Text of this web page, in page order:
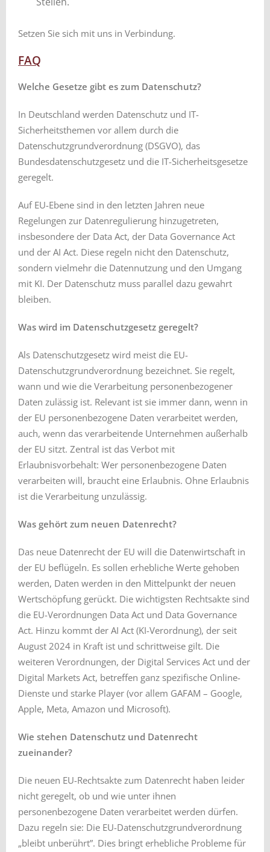
Setzen Sie sich mit uns in Verbindung.
FAQ
Welche Gesetze gibt es zum Datenschutz?
In Deutschland werden Datenschutz und IT-
Sicherheitsthemen vor allem durch die
Datenschutzgrundverordnung (DSGVO), das
Bundesdatenschutzgesetz und die IT-Sicherheitsgesetze
geregelt.
Auf EU-Ebene sind in den letzten Jahren neue
Regelungen zur Datenregulierung hinzugetreten,
insbesondere der Data Act, der Data Governance Act
und der AI Act. Diese regeln nicht den Datenschutz,
sondern vielmehr die Datennutzung und den Umgang
mit KI. Der Datenschutz muss parallel dazu gewahrt
bleiben.
Was wird im Datenschutzgesetz geregelt?
Als Datenschutzgesetz wird meist die EU-
Datenschutzgrundverordnung bezeichnet. Sie regelt,
wann und wie die Verarbeitung personenbezogener
Daten zulässig ist. Relevant ist sie immer dann, wenn in
der EU personenbezogene Daten verarbeitet werden,
auch, wenn das verarbeitende Unternehmen außerhalb
der EU sitzt. Zentral ist das Verbot mit
Erlaubnisvorbehalt: Wer personenbezogene Daten
verarbeiten will, braucht eine Erlaubnis. Ohne Erlaubnis
ist die Verarbeitung unzulässig.
Was gehört zum neuen Datenrecht?
Das neue Datenrecht der EU will die Datenwirtschaft in
der EU beflügeln. Es sollen erhebliche Werte gehoben
werden, Daten werden in den Mittelpunkt der neuen
Wertschöpfung gerückt. Die wichtigsten Rechtsakte sind
die EU-Verordnungen Data Act und Data Governance
Act. Hinzu kommt der AI Act (KI-Verordnung), der seit
August 2024 in Kraft ist und schrittweise gilt. Die
weiteren Verordnungen, der Digital Services Act und der
Digital Markets Act, betreffen ganz spezifische Online-
Dienste und starke Player (vor allem GAFAM – Google,
Apple, Meta, Amazon und Microsoft).
Wie stehen Datenschutz und Datenrecht
zueinander?
Die neuen EU-Rechtsakte zum Datenrecht haben leider
nicht geregelt, ob und wie unter ihnen
personenbezogene Daten verarbeitet werden dürfen.
Dazu regeln sie: Die EU-Datenschutzgrundverordnung
„bleibt unberührt”. Dies bringt erhebliche Probleme für